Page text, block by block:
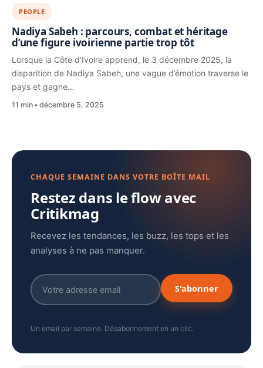
PEOPLE
Nadiya Sabeh : parcours, combat et héritage
d’une figure ivoirienne partie trop tôt
Lorsque la Côte d’Ivoire apprend, le 3 décembre 2025, la
disparition de Nadiya Sabeh, une vague d’émotion traverse le
pays et gagne…
11 min décembre 5, 2025
CHAQUE SEMAINE DANS VOTRE BOÎTE MAIL
Restez dans le flow avec
Critikmag
Recevez les tendances, les buzz, les tops et les
analyses à ne pas manquer.
S'abonner
Un email par semaine. Désabonnement en un clic.